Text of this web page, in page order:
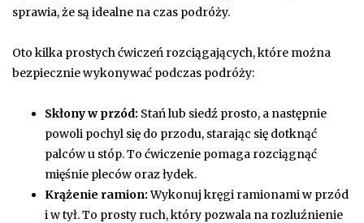
sprawia, że są idealne na czas podróży.
Oto kilka prostych ćwiczeń rozciągających, które można
bezpiecznie wykonywać podczas podróży:
Skłony w przód: Stań lub siedź prosto, a następnie
powoli pochyl się do przodu, starając się dotknąć
palców u stóp. To ćwiczenie pomaga rozciągnąć
mięśnie pleców oraz łydek.
Krążenie ramion:Wykonuj kręgi ramionami w przód
i w tył. To prosty ruch, który pozwala na rozluźnienie